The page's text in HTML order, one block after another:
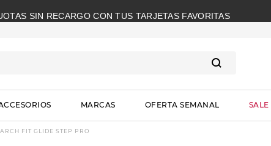
SIN RECARGO CON TUS TARJETAS FAVORITAS
MARCAS OFERTA SEMANAL SALE
FIT GLIDE STEP PRO